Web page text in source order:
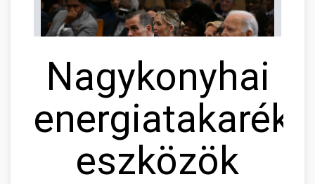
Nagykonyhai
eszközök